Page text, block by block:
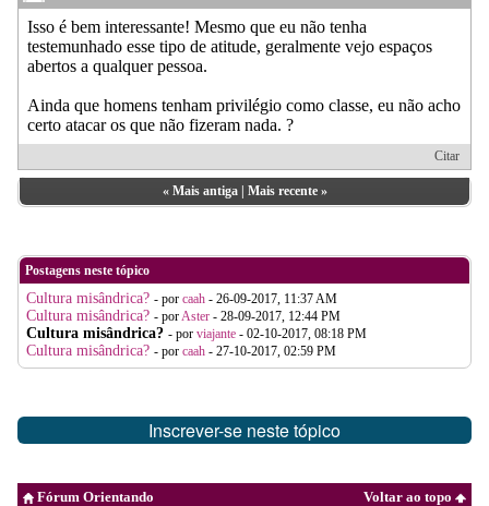
Isso é bem interessante! Mesmo que eu não tenha
testemunhado esse tipo de atitude, geralmente vejo espaços
abertos a qualquer pessoa.
Ainda que homens tenham privilégio como classe, eu não acho
certo atacar os que não fizeram nada. ?
Citar
« Mais antiga| Mais recente»
Postagens neste tópico
Cultura misândrica? - por caah - 26-09-2017, 11:37 AM
Cultura misândrica? - porAster - 28-09-2017, 12:44 PM
Cultura misândrica? - por viajante - 02-10-2017, 08:18 PM
Cultura misândrica? - por caah - 27-10-2017, 02:59 PM
Inscrever-se neste tópico
Voltar ao topo
Fórum Orientando